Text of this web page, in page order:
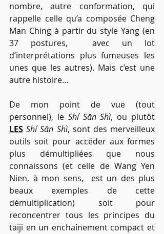
nombre, autre conformation, qui
rappelle celle qu’a composée Cheng
Man Ching à partir du style Yang (en
37 postures,  avec un lot
d’interprétations plus fumeuses les
unes que les autres). Mais c’est une
autre histoire…
De mon point de vue (tout
personnel), le Shí Sān Shì
LES Shí Sān Shì, sont des merveilleux
outils soit pour accéder aux formes
plus démultipliées que nous
connaissons (et celle de Wang Yen
Nien, à mon sens,  est un des plus
beaux exemples de cette
démultiplication) soit pour
reconcentrer tous les principes du
taiji en un enchaînement compact et